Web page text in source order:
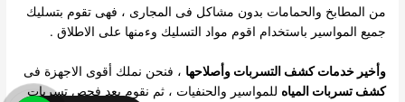
من المطابخ والحمامات بدون مشاكل فى المجارى ، فهى تقوم بتسليك
جميع المواسير باستخدام اقوم مواد التسليك وءمنها على الاطلاق .
وأخير خدمات كشف التسربات وأصلاحها ، فنحن نملك أقوى الاجهزة فى
كشف تسربات المياه للمواسير والحنفيات ، ثم نقوم بعد فحص تسربات